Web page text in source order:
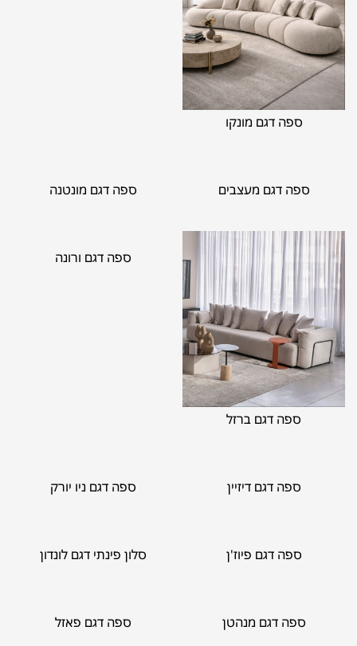
ספה דגם מונקו
ספה דגם מעצבים ספה דגם מונטנה
ספה דגם ברזל
ספה דגם ורונה
ספה דגם דיזיין ספה דגם ניו יורק
ספה דגם פיוז'ן סלון פינתי דגם לונדון
ספה דגם מנהטן ספה דגם פאזל